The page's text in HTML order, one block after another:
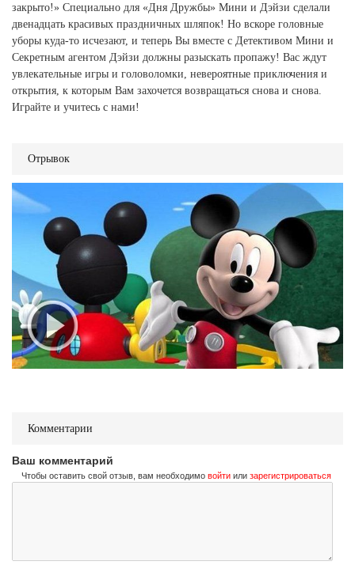
закрыто!» Специально для «Дня Дружбы» Мини и Дэйзи сделали
двенадцать красивых праздничных шляпок! Но вскоре головные
уборы куда-то исчезают, и теперь Вы вместе с Детективом Мини и
Секретным агентом Дэйзи должны разыскать пропажу! Вас ждут
увлекательные игры и головоломки, невероятные приключения и
открытия, к которым Вам захочется возвращаться снова и снова.
Играйте и учитесь с нами!
Отрывок
Комментарии
Ваш комментарий
Чтобы оставить свой отзыв, вам необходимо войти или зарегистрироваться